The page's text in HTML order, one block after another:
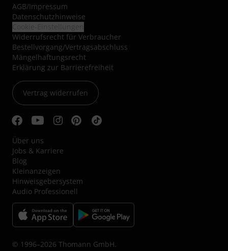
AGB/Impressum
Datenschutzhinweise
Widerrufsrecht für Verbraucher
Bestellvorgang/Vertragsabschluss
Mängelhaftungsrecht
Erklärung zur Barrierefreiheit
Vertrag widerrufen
Über uns
Jobs & Karriere
Blog
Kleinanzeigen
Hinweisgebersystem
Audio Professionell
© 1996–2026 Thomann GmbH.